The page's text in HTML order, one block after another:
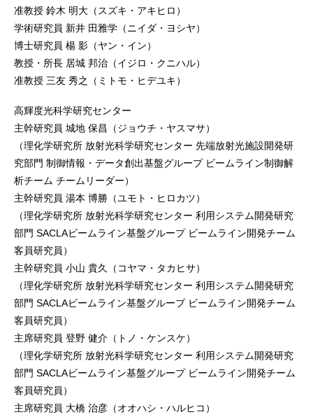
准教授 鈴木 明大（スズキ・アキヒロ）
学術研究員 新井 田雅学（ニイダ・ヨシヤ）
博士研究員 楊 影（ヤン・イン）
教授・所長 居城 邦治（イジロ・クニハル）
准教授 三友 秀之（ミトモ・ヒデユキ）
高輝度光科学研究センター
主幹研究員 城地 保昌（ジョウチ・ヤスマサ）
（理化学研究所 放射光科学研究センター 先端放射光施設開発研
究部門 制御情報・データ創出基盤グループ ビームライン制御解
析チーム チームリーダー）
主幹研究員 湯本 博勝（ユモト・ヒロカツ）
（理化学研究所 放射光科学研究センター 利用システム開発研究
部門 SACLAビームライン基盤グループ ビームライン開発チーム
客員研究員）
主幹研究員 小山 貴久（コヤマ・タカヒサ）
（理化学研究所 放射光科学研究センター 利用システム開発研究
部門 SACLAビームライン基盤グループ ビームライン開発チーム
客員研究員）
主席研究員 登野 健介（トノ・ケンスケ）
（理化学研究所 放射光科学研究センター 利用システム開発研究
部門 SACLAビームライン基盤グループ ビームライン開発チーム
客員研究員）
主席研究員 大橋 治彦（オオハシ・ハルヒコ）